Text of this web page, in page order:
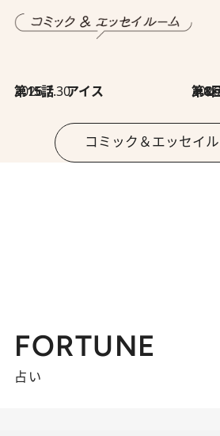
2026.7.30
第15話 アイス 第8回「同
コミック＆エッセイ
FORTUNE
占い